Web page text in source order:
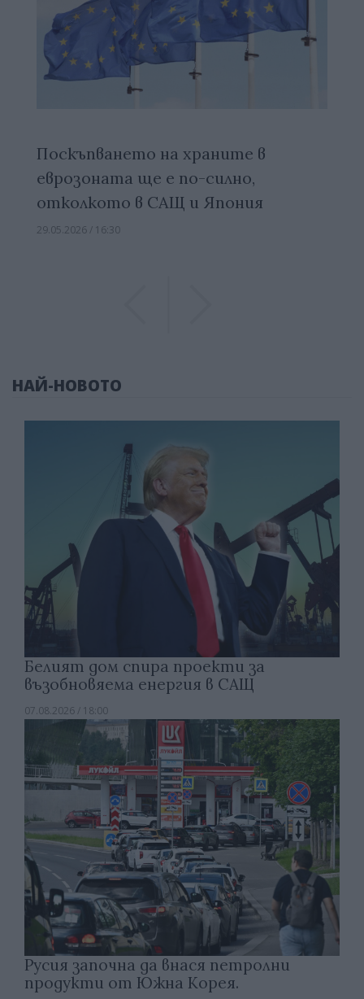
Поскъпването на храните в
еврозоната ще е по-силно,
отколкото в САЩ и Япония
29.05.2026 / 16:30
НАЙ-НОВОТО
Белият дом спира проекти за
възобновяема енергия в САЩ
07.08.2026 / 18:00
Русия започна да внася петролни
продукти от Южна Корея.